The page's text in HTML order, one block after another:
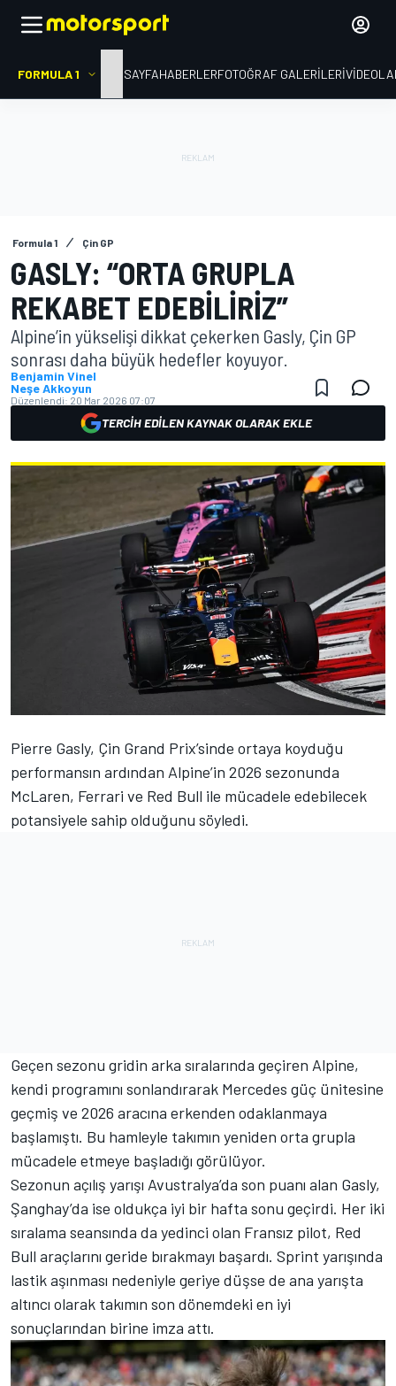
FORMULA 1 ANA SAYFAHABERLERFOTOĞRAF GALERILERI
Formula 1 Çin GP
GASLY: “ORTA GRUPLA
REKABET EDEBILIRIZ”
Alpine’in yükselişi dikkat çekerken Gasly, Çin GP
sonrası daha büyük hedefler koyuyor.
Benjamin Vinel
Neşe Akkoyun
Düzenlendi: 20 Mar 2026 07:07
TERCIH EDILEN KAYNAK OLARAK EKLE
Pierre Gasly, Çin Grand Prix’sinde ortaya koyduğu
performansın ardından Alpine’in 2026 sezonunda
McLaren, Ferrari ve Red Bull ile mücadele edebilecek
potansiyele sahip olduğunu söyledi.
Geçen sezonu gridin arka sıralarında geçiren Alpine,
kendi programını sonlandırarak Mercedes güç ünitesine
geçmiş ve 2026 aracına erkenden odaklanmaya
başlamıştı. Bu hamleyle takımın yeniden orta grupla
mücadele etmeye başladığı görülüyor.
Sezonun açılış yarışı Avustralya’da son puanı alan Gasly,
Şanghay’da ise oldukça iyi bir hafta sonu geçirdi. Her iki
sıralama seansında da yedinci olan Fransız pilot, Red
Bull araçlarını geride bırakmayı başardı. Sprint yarışında
lastik aşınması nedeniyle geriye düşse de ana yarışta
altıncı olarak takımın son dönemdeki en iyi
sonuçlarından birine imza attı.